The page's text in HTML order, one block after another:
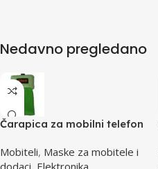
Nedavno pregledano
Čarapica za mobilni telefon
65x100mm
Mobiteli, Maske za mobitele i
dodaci, Elektronika